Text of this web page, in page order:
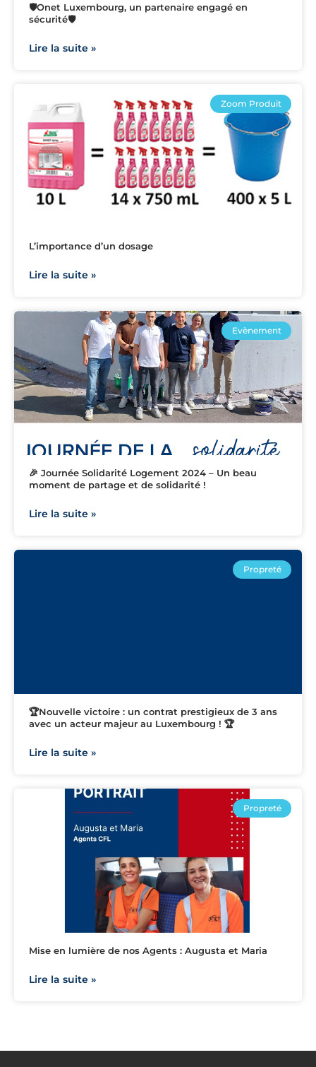
🛡️Onet Luxembourg, un partenaire engagé en
sécurité🛡️
Lire la suite »
Zoom Produit
L’importance d’un dosage
Lire la suite »
Evènement
🎉 Journée Solidarité Logement 2024 – Un beau
moment de partage et de solidarité !
Lire la suite »
Propreté
🏆Nouvelle victoire : un contrat prestigieux de 3 ans
avec un acteur majeur au Luxembourg ! 🏆
Lire la suite »
Propreté
Mise en lumière de nos Agents : Augusta et Maria
Lire la suite »